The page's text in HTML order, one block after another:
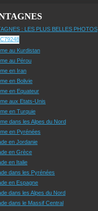
: LES PLUS BELLES PHOTOS
au Kurdistan
au Pérou
en Iran
en Bolivie
en Equateur
aux Etats-Unis
en Turquie
dans les Alpes du Nord
en Pyrénées
en Jordanie
en Grèce
en Italie
dans les Pyrénées
en Espagne
dans les Alpes du Nord
dans le Massif Central